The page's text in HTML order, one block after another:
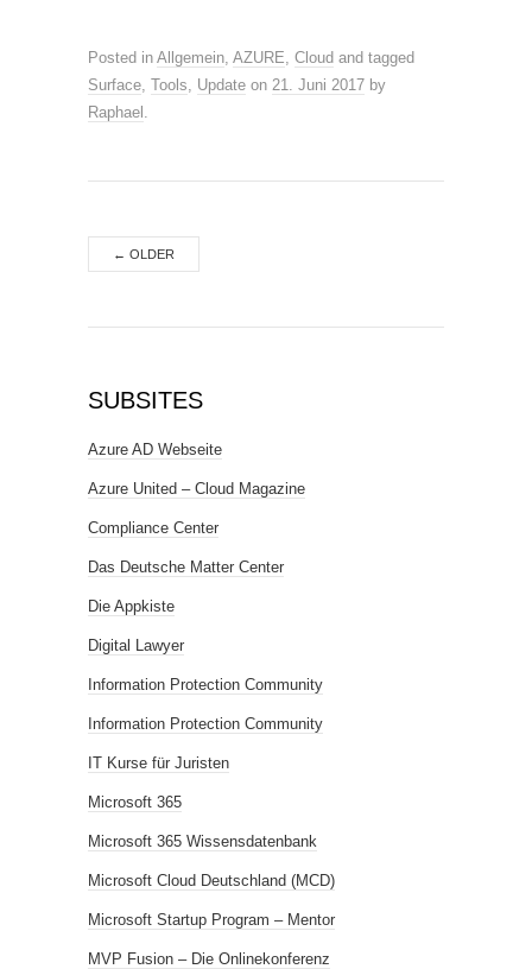
Posted in Allgemein, AZURE, Cloud and tagged
Surface, Tools, Update on 21. Juni 2017 by
Raphael .
← OLDER
SUBSITES
Azure AD Webseite
Azure United – Cloud Magazine
Compliance Center
Das Deutsche Matter Center
Die Appkiste
Digital Lawyer
Information Protection Community
Information Protection Community
IT Kurse für Juristen
Microsoft 365
Microsoft 365 Wissensdatenbank
Microsoft Cloud Deutschland (MCD)
Microsoft Startup Program – Mentor
MVP Fusion – Die Onlinekonferenz